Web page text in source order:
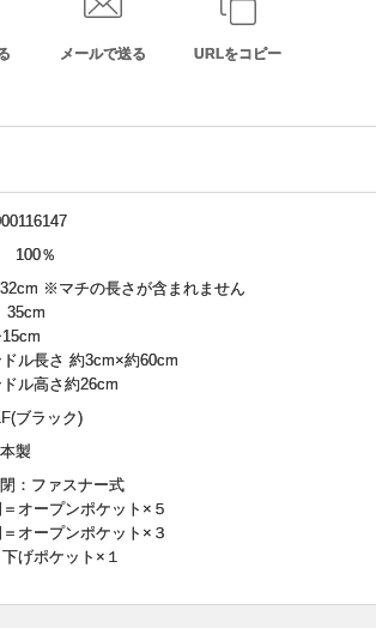
メールで送る URLをコピー
100％
※マチの長さが含まれません
35cm
ル長さ 約3cm×約60cm
ル高さ約26cm
ブラック)
製
：ファスナー式
オープンポケット×５
オープンポケット×３
げポケット×１